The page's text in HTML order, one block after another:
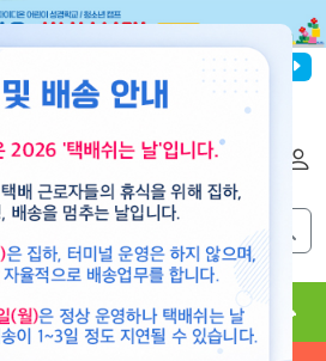
파이디온선교회
용품 현수막 콘텐츠